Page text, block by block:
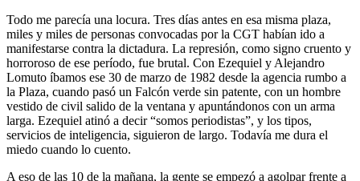
Todo me parecía una locura. Tres días antes en esa misma plaza,
miles y miles de personas convocadas por la CGT habían ido a
manifestarse contra la dictadura. La represión, como signo cruento y
horroroso de ese período, fue brutal. Con Ezequiel y Alejandro
Lomuto íbamos ese 30 de marzo de 1982 desde la agencia rumbo a
la Plaza, cuando pasó un Falcón verde sin patente, con un hombre
vestido de civil salido de la ventana y apuntándonos con un arma
larga. Ezequiel atinó a decir “somos periodistas”, y los tipos,
servicios de inteligencia, siguieron de largo. Todavía me dura el
miedo cuando lo cuento.
A eso de las 10 de la mañana, la gente se empezó a agolpar frente a